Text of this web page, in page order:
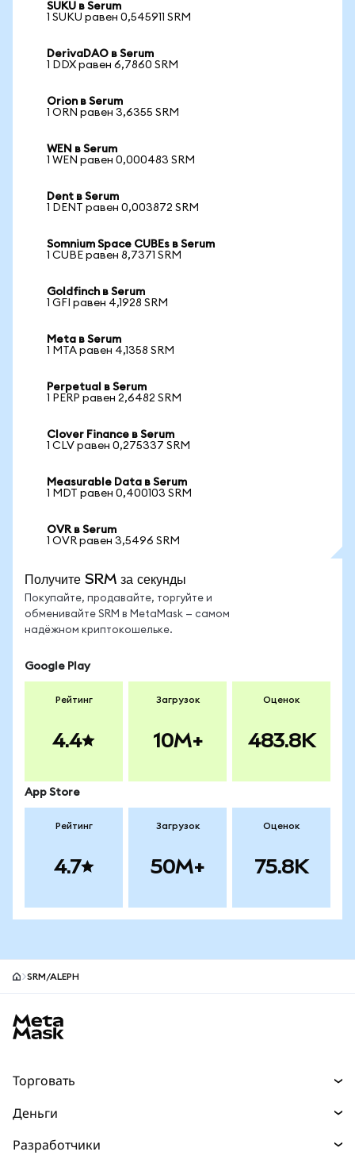
SUKU в Serum
1 SUKU равен 0,545911 SRM
DerivaDAO в Serum
1 DDX равен 6,7860 SRM
Orion в Serum
1 ORN равен 3,6355 SRM
WEN в Serum
1 WEN равен 0,000483 SRM
Dent в Serum
1 DENT равен 0,003872 SRM
Somnium Space CUBEs в Serum
1 CUBE равен 8,7371 SRM
Goldfinch в Serum
1 GFI равен 4,1928 SRM
Meta в Serum
1 MTA равен 4,1358 SRM
Perpetual в Serum
1 PERP равен 2,6482 SRM
Clover Finance в Serum
1 CLV равен 0,275337 SRM
Measurable Data в Serum
1 MDT равен 0,400103 SRM
OVR в Serum
1 OVR равен 3,5496 SRM
Получите SRM за секунды
Покупайте, продавайте, торгуйте и
обменивайте SRM в MetaMask — самом
надёжном криптокошельке.
Google Play
Рейтинг
4.4
Загрузок
10M+
Оценок
483.8K
App Store
Рейтинг
4.7
Загрузок
50M+
Оценок
75.8K
SRM/ALEPH
Торговать
Прогнозы
Деньги
Разработчики